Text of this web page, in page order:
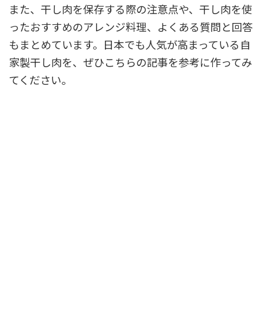
また、干し肉を保存する際の注意点や、干し肉を使
ったおすすめのアレンジ料理、よくある質問と回答
もまとめています。日本でも人気が高まっている自
家製干し肉を、ぜひこちらの記事を参考に作ってみ
てください。